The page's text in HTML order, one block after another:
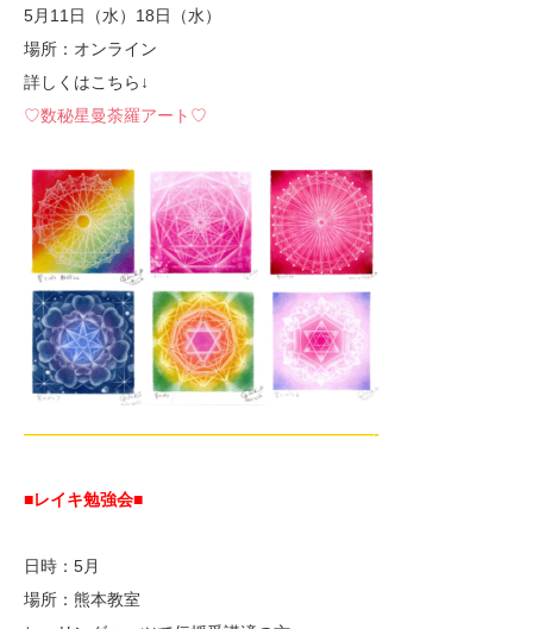
5月11日（水）18日（水）
場所：オンライン
詳しくはこちら↓
♡数秘星曼荼羅アート♡
—————————————————————-
■レイキ勉強会■
日時：5月
場所：熊本教室